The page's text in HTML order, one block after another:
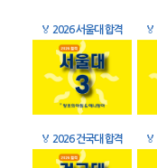
🏅 2026 서울대 합격 🏅
🏅 2026 건국대 합격 🏅